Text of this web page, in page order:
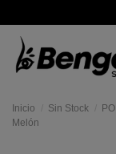
Inicio Sin Stock
Melón